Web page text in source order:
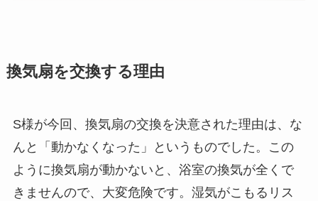
換気扇を交換する理由
S様が今回、換気扇の交換を決意された理由は、な
んと「動かなくなった」というものでした。この
ように換気扇が動かないと、浴室の換気が全くで
きませんので、大変危険です。湿気がこもるリス